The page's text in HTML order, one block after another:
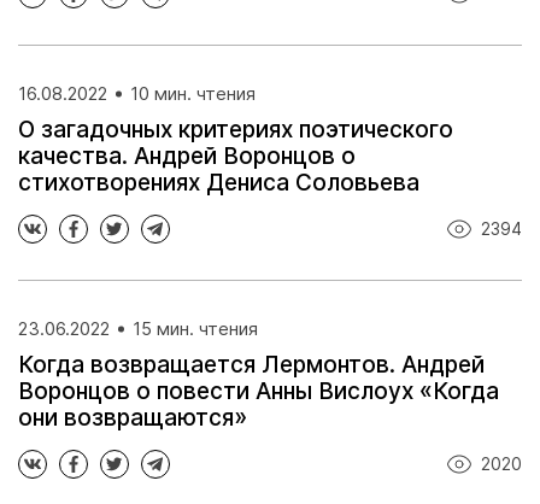
16.08.2022 10 мин. чтения
О загадочных критериях поэтического
качества. Андрей Воронцов о
стихотворениях Дениса Соловьева
2394
23.06.2022 15 мин. чтения
Когда возвращается Лермонтов. Андрей
Воронцов о повести Анны Вислоух «Когда
они возвращаются»
2020